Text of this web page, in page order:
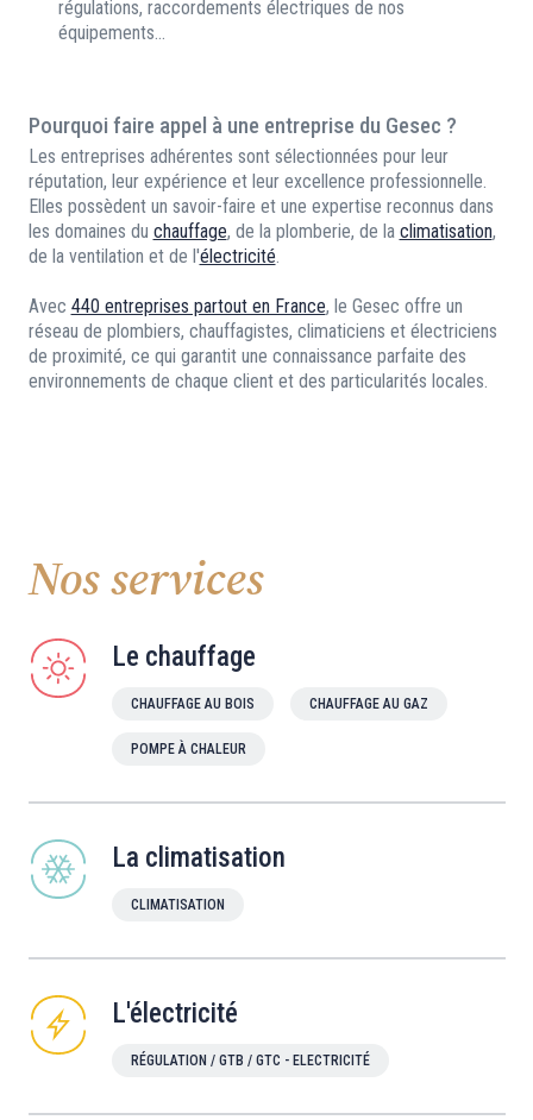
régulations, raccordements électriques de nos
équipements...
Pourquoi faire appel à une entreprise du Gesec ?
Les entreprises adhérentes sont sélectionnées pour leur
réputation, leur expérience et leur excellence professionnelle.
Elles possèdent un savoir-faire et une expertise reconnus dans
les domaines du chauffage, de la plomberie, de la climatisation,
de la ventilation et de l'électricité.
Avec 440 entreprises partout en France, le Gesec offre un
réseau de plombiers, chauffagistes, climaticiens et électriciens
de proximité, ce qui garantit une connaissance parfaite des
environnements de chaque client et des particularités locales.
Nos services
Le chauffage
CHAUFFAGE AU BOIS CHAUFFAGE AU GAZ
POMPE À CHALEUR
La climatisation
CLIMATISATION
L'électricité
RÉGULATION / GTB / GTC - ELECTRICITÉ